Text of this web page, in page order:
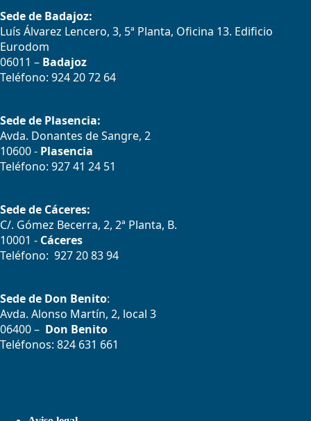
Sede de Badajoz:
Luís Álvarez Lencero, 3, 5ª Planta, Oficina 13. Edificio
Eurodom
06011 – Badajoz
Teléfono: 924 20 72 64
Sede de Plasencia:
Avda. Donantes de Sangre, 2
10600 - Plasencia
Teléfono: 927 41 24 51
Sede de Cáceres:
C/. Gómez Becerra, 2, 2ª Planta, B.
10001 - Cáceres
Teléfono: 927 20 83 94
Sede de Don Benito:
Avda. Alonso Martín, 2, local 3
06400 – Don Benito
Teléfonos: 824 631 661